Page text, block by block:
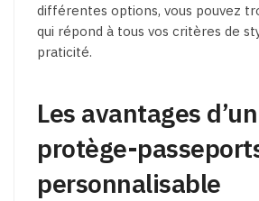
différentes options, vous pouvez
qui répond à tous vos critères de
praticité.
Les avantages
protège-
personnalisable